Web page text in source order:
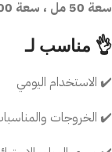
سعة 50 مل ، سعة 100 مل
👌 مناسب لـ
✔️ الاستخدام اليومي
✔️ الخروجات